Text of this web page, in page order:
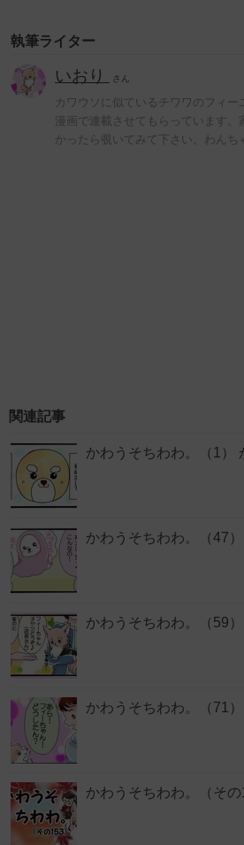
執筆ライター
いおり さん
カワウソに似ているチワワのフィー
漫画で連載させてもらっています。
かったら覗いてみて下さい。わん
関連記事
かわうそちわわ。（1）
かわうそちわわ。（47
かわうそちわわ。（59
かわうそちわわ。（71
かわうそちわわ。（その